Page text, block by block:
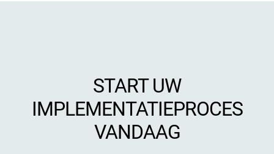
START UW
IMPLEMENTATIEPROCES
VANDAAG